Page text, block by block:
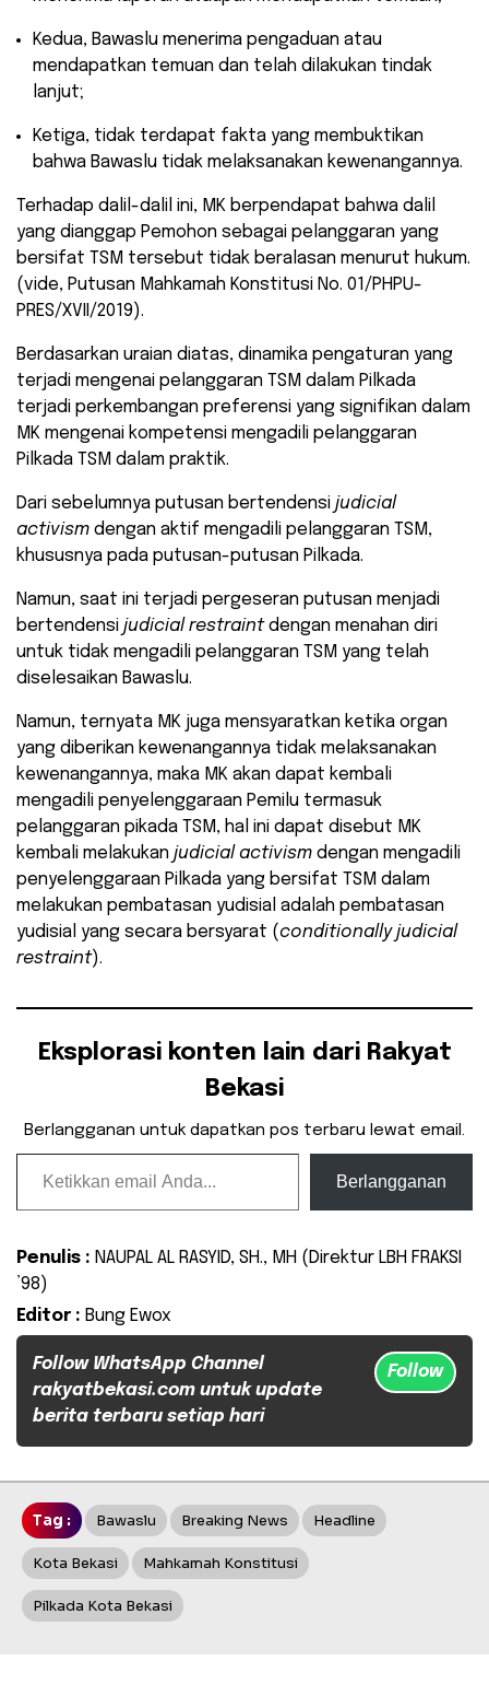
Kedua, Bawaslu menerima pengaduan atau
mendapatkan temuan dan telah dilakukan tindak
lanjut;
Ketiga, tidak terdapat fakta yang membuktikan
bahwa Bawaslu tidak melaksanakan kewenangannya.
Terhadap dalil-dalil ini, MK berpendapat bahwa dalil
yang dianggap Pemohon sebagai pelanggaran yang
bersifat TSM tersebut tidak beralasan menurut hukum.
(vide, Putusan Mahkamah Konstitusi No. 01/PHPU-
PRES/XVII/2019).
Berdasarkan uraian diatas, dinamika pengaturan yang
terjadi mengenai pelanggaran TSM dalam Pilkada
terjadi perkembangan preferensi yang signifikan dalam
MK mengenai kompetensi mengadili pelanggaran
Pilkada TSM dalam praktik.
Dari sebelumnya putusan bertendensi judicial
activism dengan aktif mengadili pelanggaran TSM,
khususnya pada putusan-putusan Pilkada.
Namun, saat ini terjadi pergeseran putusan menjadi
bertendensi judicial restraintdengan menahan diri
untuk tidak mengadili pelanggaran TSM yang telah
diselesaikan Bawaslu.
Namun, ternyata MK juga mensyaratkan ketika organ
yang diberikan kewenangannya tidak melaksanakan
kewenangannya, maka MK akan dapat kembali
mengadili penyelenggaraan Pemilu termasuk
pelanggaran pikada TSM, hal ini dapat disebut MK
kembali melakukan judicial activism dengan mengadili
penyelenggaraan Pilkada yang bersifat TSM dalam
melakukan pembatasan yudisial adalah pembatasan
yudisial yang secara bersyarat (conditionally judicial
restraint).
Eksplorasi konten lain dari Rakyat
Bekasi
Berlangganan untuk dapatkan pos terbaru lewat email.
Ketikkan email Anda...
Berlangganan
Penulis : NAUPAL AL RASYID, SH., MH (Direktur LBH FRAKSI
’98)
Editor : Bung Ewox
Follow WhatsApp Channel
rakyatbekasi.com untuk update
berita terbaru setiap hari
Follow
Tag : Bawaslu Breaking News Headline
Kota Bekasi Mahkamah Konstitusi
Pilkada Kota Bekasi